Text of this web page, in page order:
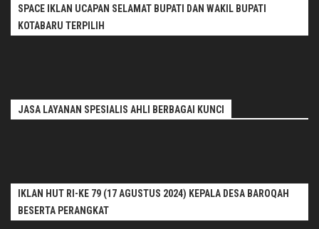
SPACE IKLAN UCAPAN SELAMAT BUPATI DAN WAKIL BUPATI
KOTABARU TERPILIH
JASA LAYANAN SPESIALIS AHLI BERBAGAI KUNCI
IKLAN HUT RI-KE 79 (17 AGUSTUS 2024) KEPALA DESA BAROQAH
BESERTA PERANGKAT